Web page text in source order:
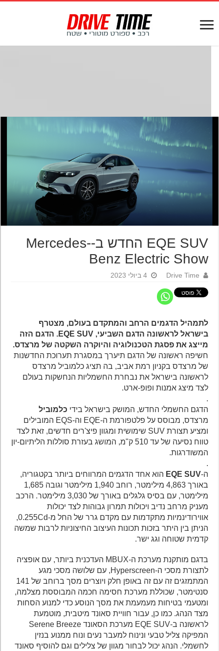
EQE SUV החדש ב-Mercedes-
Benz Electric Show
Drive Time 4 ביולי 2023
לתמהיל הדגמים הרחב והמתקדם בעולם, מצטרף
בישראל לראשונה הדגם השביעי, EQE SUV. הדגם הזה
מייצג את פסגת הטכנולוגיה והיוקרה השקטה של מרצדס.
חשיפה ראשונה של הדגם תיערך במסגרת תערוכת החדשנות
של מרצדס בקניון רמת אביב, בה תציג כלמוביל מרצדס
לראשונה בישראל את נבחרת החשמליות הנחשקות בעולם
לצד מיצג אמנות ופופ-ארט.
הדגם החשמלי החדש, המושק בישראל בידיכלמוביל
מרצדס, מבוסס על פלטפורמת ה-EQE וה-EQS המובילים
ומציע תצורת SUV שימושית ומגוון פיצ'רים חדשים, זאת לצד
טווח נסיעה של עד 510 ק"מ, המושג בעזרת סוללות הליתיום-יון
המשודרגות.
EQE SUVהוא אחד הדגמים המרווחים ביותר בקטגוריה,
באורך 4,863 מילימטר, רוחב 1,940 מילימטר וגובה 1,685
מילימטר, עם בסיס גלגלים באורך של 3,030 מילימטר. הרכב
מעניק מרחב נדיב ויכולות תמרון גבוהות לצד יכולות
אווירודינמיות מתקדמות עם מקדם גרר של החל מ-0.255Cd,
הניתן בין היתר בזכות תכונות העיצוב החיצוניות לרבות שמשה
קדמית שטוחה וגג ישר.
בדגם מותקנת מערכת ה-MBUX העדכנית ביותר, עם אופציה
לתצורת מסכי ה-Hyperscreen, עם שלושה מסכי מגע
המתמזגים זה עם זה באופן חלק ויוצרים מסך ברוחב של 141
סנטימטר, שכוללת מערכת חסימה חכמה המבוססת מצלמה,
ומטעמי בטיחות מעמעמת את מסך הנוסע כדי למנוע הסחות
מצד הנהג. כמו כן, עבור חוויית סאונד מיטבית, מוטמעת
לראשונה ב-EQE SUV מערכת הסאונד Serene Breeze
המפיקה צליל טבעי ונינוח למעבר נעים ונוח ממנוע בנזין
לחשמלי. הנהג יכול לבחור מגוון של צלילים וגם להוסיף סאונד